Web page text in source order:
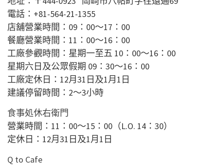
電話： +81-564-21-1355
店舖營業時間：09：00～17：00
餐廳營業時間：11：00～16：00
工廠參觀時間：星期一至五 10：00～16：00
星期六日及公眾假期 09：30～16：00
工廠定休日：12月31日及1月1日
建議停留時間：2～3小時
食事処休右衛門
營業時間：11：00～15：00 （L.O. 14：30）
定休日：12月31日及1月1日
Q to Cafe